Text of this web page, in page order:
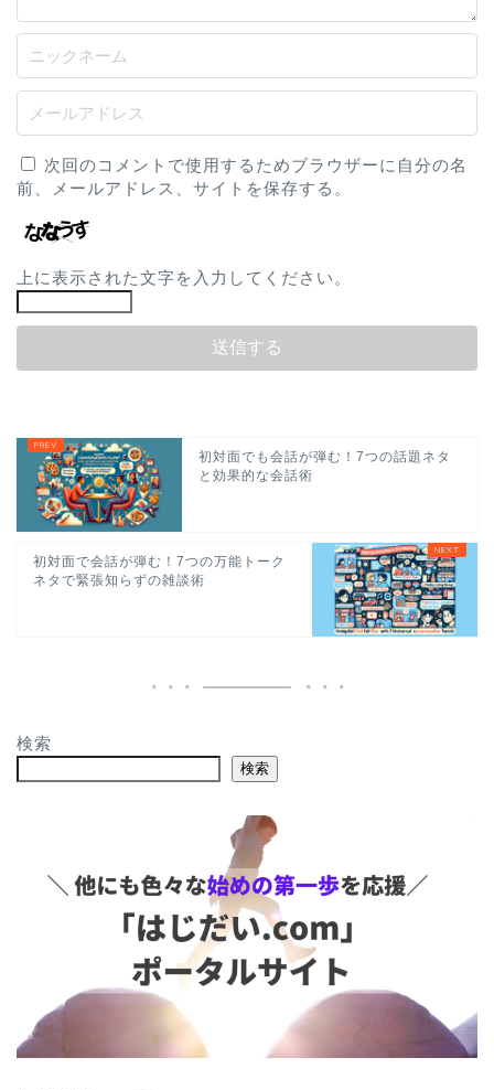
次回のコメントで使用するためブラウザーに自分の名
前、メールアドレス、サイトを保存する。
上に表示された文字を入力してください。
初対面でも会話が弾む！7つの話題ネタ
と効果的な会話術
初対面で会話が弾む！7つの万能トーク
ネタで緊張知らずの雑談術
検索
検索